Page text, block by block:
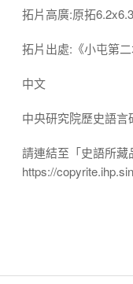
拓片高廣:原拓
拓片出處:《小屯第
中文
中央研究院歷史語言
請連結至「史語所藏
https://